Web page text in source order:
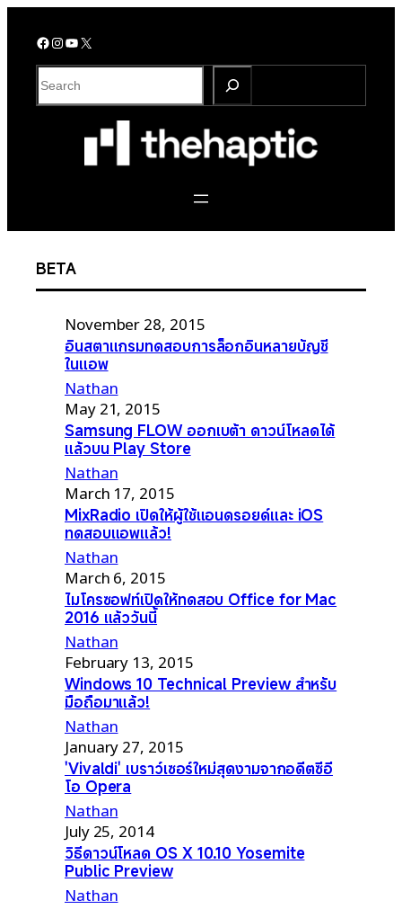
Facebook InstagramYouTube X
S
e
BETA
November 28, 2015
อินสตาแกรมทดสอบการล็อกอินหลายบัญชี
ในแอพ
Nathan
May 21, 2015
Samsung FLOW ออกเบต้า ดาวน์โหลดได้
แล้วบน Play Store
Nathan
March 17, 2015
MixRadio เปิดให้ผู้ใช้แอนดรอยด์และ iOS
ทดสอบแอพแล้ว!
Nathan
March 6, 2015
ไมโครซอฟท์เปิดให้ทดสอบ Office for Mac
2016 แล้ววันนี้
Nathan
February 13, 2015
Windows 10 Technical Preview สำหรับ
มือถือมาแล้ว!
Nathan
January 27, 2015
'Vivaldi' เบราว์เซอร์ใหม่สุดงามจากอดีตซีอี
โอ Opera
Nathan
July 25, 2014
วิธีดาวน์โหลด OS X 10.10 Yosemite
Public Preview
Nathan